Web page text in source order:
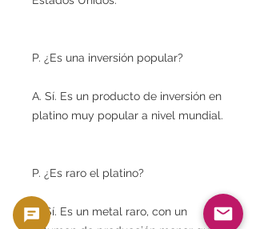
P. ¿Es una inversión popular?
A. Sí. Es un producto de inversión en
platino muy popular a nivel mundial.
P. ¿Es raro el platino?
A. Sí. Es un metal raro, con un